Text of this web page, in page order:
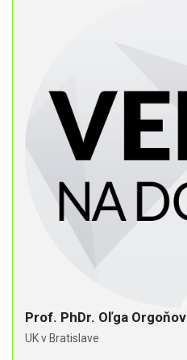
Prof. PhDr. Oľga
UK v Bratislave